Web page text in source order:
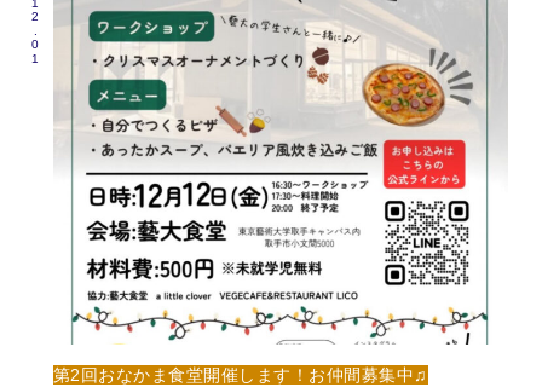
第2回おなかま食堂開催します！お仲間募集中♫